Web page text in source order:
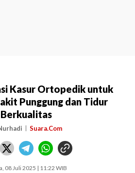
Kasur Ortopedik untuk
Punggung dan Tidur
Berkualitas
Suara.Com
08 Juli 2025 | 11:22 WIB